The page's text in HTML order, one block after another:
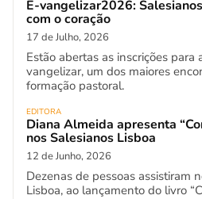
E-vangelizar2026:
com o coração
17 de Julho, 2026
Estão abertas as inscrições para
vangelizar, um dos maiores
formação pastoral.
EDITORA
Diana Almeida apresenta
nos Salesianos Lisboa
12 de Junho, 2026
Dezenas de pessoas assistiram
Lisboa, ao lançamento do livro